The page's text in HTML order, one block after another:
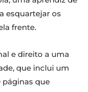
esquartejar os
frente.
e direito a uma
que inclui um
páginas que